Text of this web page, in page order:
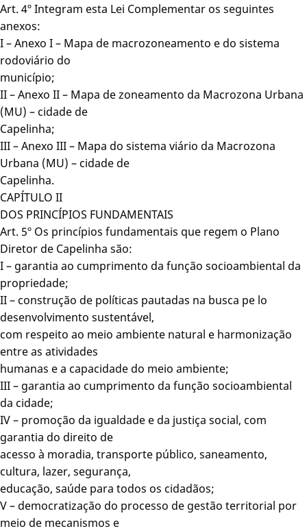
Art. 4º Integram esta Lei Complementar os seguintes
anexos:
I – Anexo I – Mapa de macrozoneamento e do sistema
rodoviário do
município;
II – Anexo II – Mapa de zoneamento da Macrozona Urbana
(MU) – cidade de
Capelinha;
III – Anexo III – Mapa do sistema viário da Macrozona
Urbana (MU) – cidade de
Capelinha.
CAPÍTULO II
DOS PRINCÍPIOS FUNDAMENTAIS
Art. 5º Os princípios fundamentais que regem o Plano
Diretor de Capelinha são:
I – garantia ao cumprimento da função socioambiental da
propriedade;
II – construção de políticas pautadas na busca pe lo
desenvolvimento sustentável,
com respeito ao meio ambiente natural e harmonização
entre as atividades
humanas e a capacidade do meio ambiente;
III – garantia ao cumprimento da função socioambiental
da cidade;
IV – promoção da igualdade e da justiça social, com
garantia do direito de
acesso à moradia, transporte público, saneamento,
cultura, lazer, segurança,
educação, saúde para todos os cidadãos;
V – democratização do processo de gestão territorial por
meio de mecanismos e